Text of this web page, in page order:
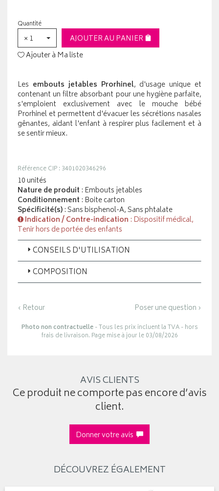
Quantité
× 1
AJOUTER AU PANIER
Ajouter à Ma liste
Les embouts jetables Prorhinel, d'usage unique et
contenant un filtre absorbant pour une hygiène parfaite,
s'emploient exclusivement avec le mouche bébé
Prorhinel et permettent d'évacuer les sécrétions nasales
gênantes, aidant l'enfant à respirer plus facilement et à
se sentir mieux.
Référence CIP : 3401020346296
10 unités
Nature de produit : Embouts jetables
Conditionnement : Boite carton
Spécificité(s): Sans bisphenol-A, Sans phtalate
Indication / Contre-indication : Dispositif médical,
Tenir hors de portée des enfants
CONSEILS D'UTILISATION
COMPOSITION
‹ Retour Poser une question ›
Photo non contractuelle- Tous les prix incluent la TVA - hors
frais de livraison. Page mise à jour le 03/08/2026
AVIS CLIENTS
Ce produit ne comporte pas encore d’avis
client.
Donner votre avis
DÉCOUVREZ ÉGALEMENT